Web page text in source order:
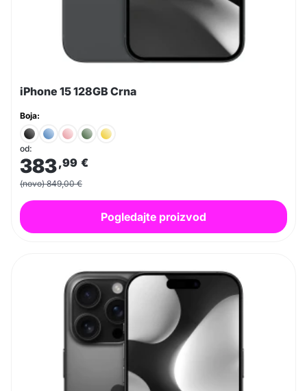
iPhone 15 128GB Crna
Boja:
od:
383,99 €
(novo) 849,00 €
Pogledajte proizvod